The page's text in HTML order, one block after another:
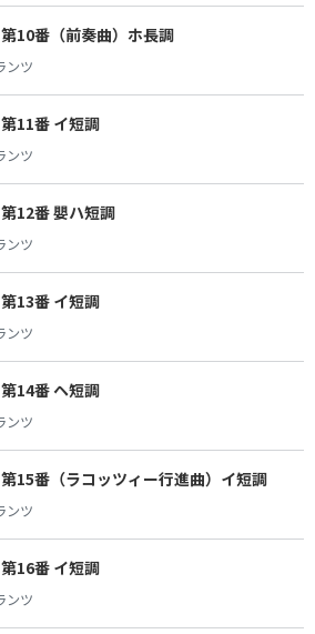
10番（前奏曲）ホ長調
ンツ
11番 イ短調
ンツ
12番 嬰ハ短調
ンツ
13番 イ短調
ンツ
14番 ヘ短調
ンツ
15番（ラコッツィー行進曲）イ短調
ンツ
16番 イ短調
ンツ